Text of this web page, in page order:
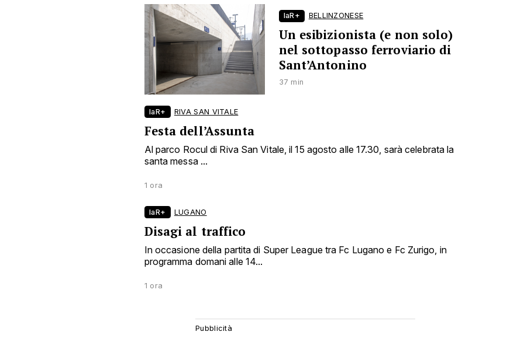
laR+ BELLINZONESE
Un esibizionista (e non solo)
nel sottopasso ferroviario di
Sant’Antonino
37 min
laR+ RIVA SAN VITALE
Festa dell’Assunta
Al parco Rocul di Riva San Vitale, il 15 agosto alle 17.30, sarà celebrata la
santa messa ...
1 ora
laR+ LUGANO
Disagi al traffico
In occasione della partita di Super League tra Fc Lugano e Fc Zurigo, in
programma domani alle 14...
1 ora